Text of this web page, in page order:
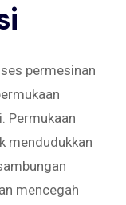
permesinan
Permukaan
mendudukkan
mencegah